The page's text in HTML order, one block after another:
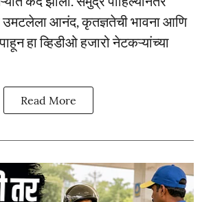
उमटलेला आनंद, कृतज्ञतेची भावना आणि
हा व्हिडीओ हजारो नेटकऱ्यांच्या
Read More